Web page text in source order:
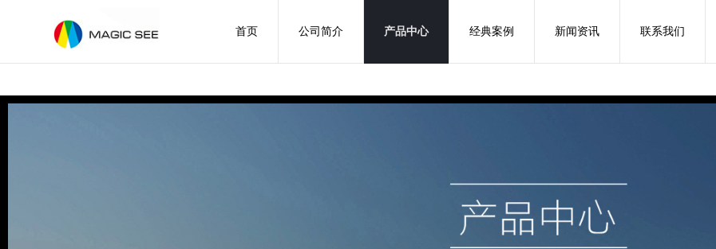
首页 公司简介 产品中心 经典案例 新闻资讯 联系我们